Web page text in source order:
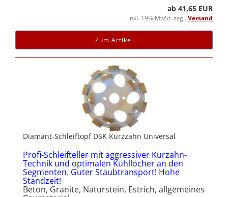
ab 41,65 EUR
inkl. 19% MwSt. zzgl. Versand
Zum Artikel
Diamant-Schleiftopf DSK Kurzzahn Universal
Profi-Schleifteller mit aggressiver Kurzahn-
Technik und optimalen Kühllöcher an den
Segmenten. Guter Staubtransport! Hohe
Standzeit!
Beton, Granite, Naturstein, Estrich, allgemeines